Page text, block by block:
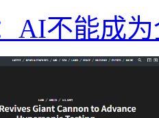
AI不能成